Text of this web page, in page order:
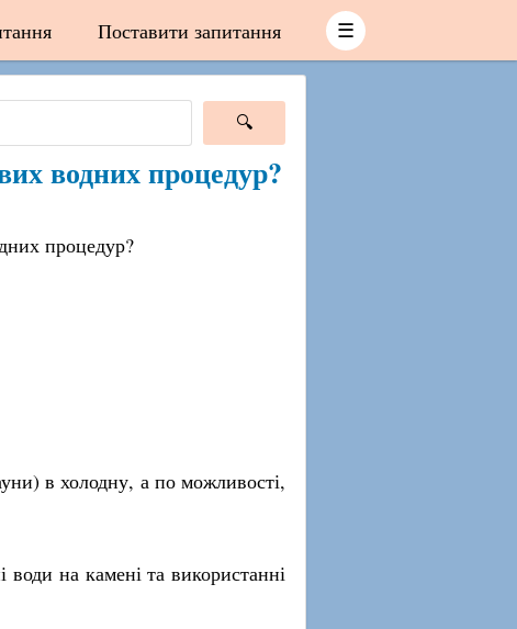
Поставити запитання ☰
водних процедур?
процедур?
в холодну, а по можливості,
на камені та використанні